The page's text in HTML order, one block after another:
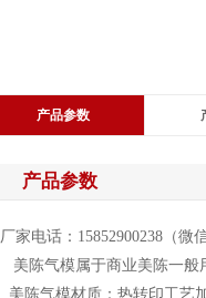
产品参数
产品参数
厂家电话：15852900238（微
美陈气模属于商业美陈一般
美陈气模材质：热转印工艺